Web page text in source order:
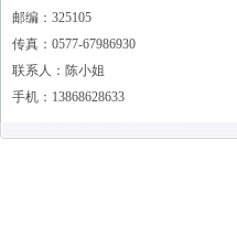
邮编：325105
传真：0577-67986930
联系人：陈小姐
手机：13868628633